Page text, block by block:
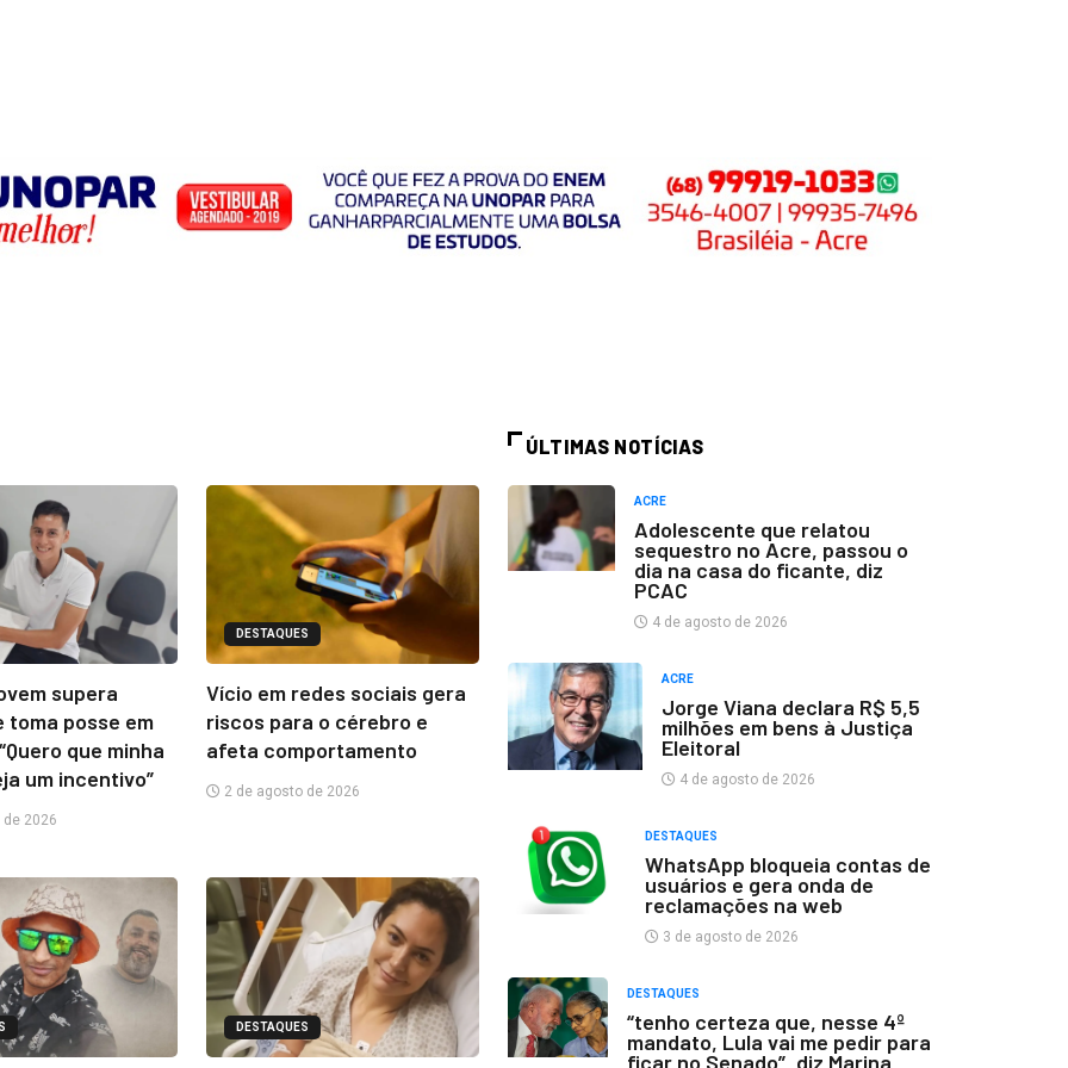
supera
toma posse em
que minha
um incentivo”
2026
DESTAQUES
Vício em redes sociais gera
riscos para o cérebro e
afeta comportamento
2 de agosto de 2026
DESTAQUES
ÚLTIMAS NOTÍCIAS
ACRE
Adolescente que relatou
sequestro no Acre, passou o
dia na casa do ficante, diz
PCAC
4 de agosto de 2026
ACRE
Jorge Viana declara R$ 5,5
milhões em bens à Justiça
Eleitoral
4 de agosto de 2026
DESTAQUES
WhatsApp bloqueia contas de
usuários e gera onda de
reclamações na web
3 de agosto de 2026
DESTAQUES
“tenho certeza que, nesse 4º
mandato, Lula vai me pedir para
ficar no Senado”, diz Marina